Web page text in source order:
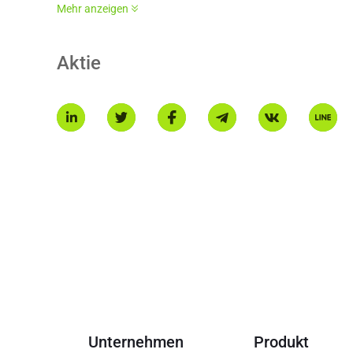
Hauptmerkmale von Vana:
Datenliquiditätspools (DLPs): Vana führt
und tokenisiert werden. Diese Pools erleichtern die
VANA DOCS
Mehr anzeigen
Aktie
Unternehmen Produkt